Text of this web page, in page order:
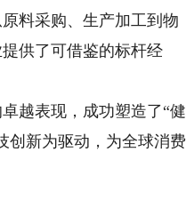
料采购、生产加工到物
供了可借鉴的标杆经
越表现，成功塑造了“健
创新为驱动，为全球消费